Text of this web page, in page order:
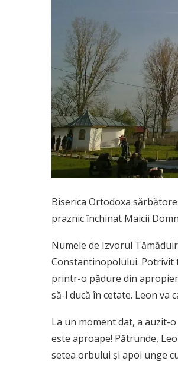
Biserica Ortodoxa
praznic închinat Maicii
Numele de Izvorul
Constantinopolului. Potrivit
printr-o pădure din
să-l ducă în cetate. Leon va
La un moment dat, a auzit-
este aproape! Pătrunde,
setea orbului şi apoi unge